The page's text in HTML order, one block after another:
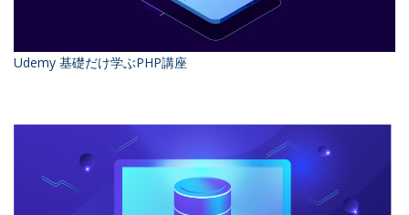
Udemy 基礎だけ学ぶPHP講座